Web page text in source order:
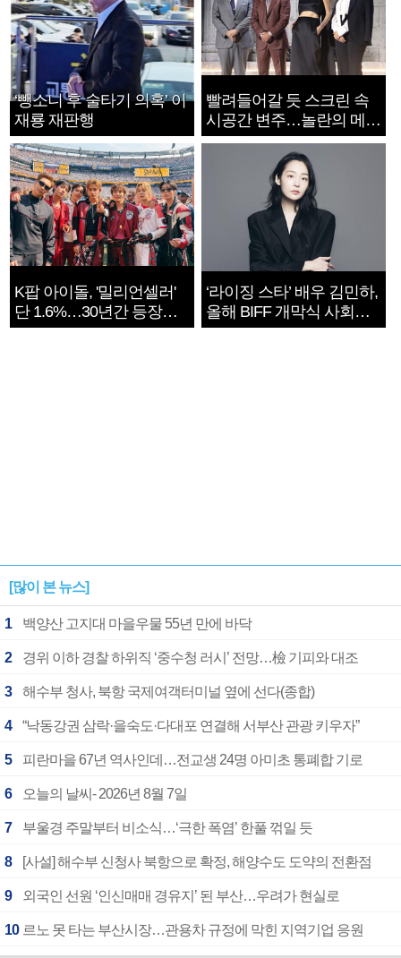
‘뺑소니 후 술타기 의혹’ 이
재룡 재판행
빨려들어갈 듯 스크린 속
시공간 변주…놀란의 메시
지는 ‘전쟁 속죄’
K팝 아이돌, '밀리언셀러'
단 1.6%…30년간 등장
1182개팀 전수조사
‘라이징 스타’ 배우 김민하,
올해 BIFF 개막식 사회자
확정
[많이 본 뉴스]
1 백양산 고지대 마을우물 55년 만에 바닥
2 경위 이하 경찰 하위직 ‘중수청 러시’ 전망…檢 기피와 대조
3 해수부 청사, 북항 국제여객터미널 옆에 선다(종합)
4 “낙동강권 삼락·을숙도·다대포 연결해 서부산 관광 키우자”
5 피란마을 67년 역사인데…전교생 24명 아미초 통폐합 기로
6 오늘의 날씨- 2026년 8월 7일
7 부울경 주말부터 비소식…‘극한 폭염’ 한풀 꺾일 듯
8 [사설] 해수부 신청사 북항으로 확정, 해양수도 도약의 전환점
9 외국인 선원 ‘인신매매 경유지’ 된 부산…우려가 현실로
10 르노 못 타는 부산시장…관용차 규정에 막힌 지역기업 응원